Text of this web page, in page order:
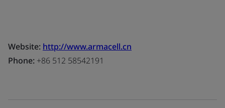
Website: http://www.armacell.cn
Phone: +86 512 58542191